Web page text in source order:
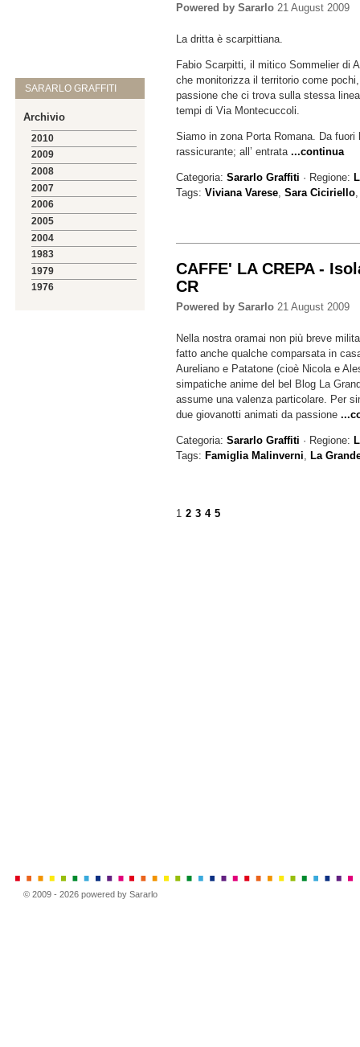
SARARLO GRAFFITI
Archivio
2010
2009
2008
2007
2006
2005
2004
1983
1979
1976
Powered by Sararlo 21 August 2009
La dritta è scarpittiana.
Fabio Scarpitti, il mitico Sommelier di
che monitorizza il territorio come
passione che ci trova sulla stessa
tempi di Via Montecuccoli.
Siamo in zona Porta Romana. Da fuori
rassicurante; all’ entrata...continua
Categoria:Sararlo Graffiti · Regione:
Tags:Viviana Varese,Sara Ciciriello
CAFFE' LA CREPA -
CR
Powered by Sararlo 21 August 2009
Nella nostra oramai non più breve
fatto anche qualche comparsata in
Aureliano e Patatone (cioè Nicola e
simpatiche anime del bel Blog La
assume una valenza particolare. Per
due giovanotti animati da passione
Categoria:Sararlo Graffiti · Regione:
Tags: Famiglia Malinverni, La
1 2 3 4 5
© 2009 - 2026 powered by Sararlo